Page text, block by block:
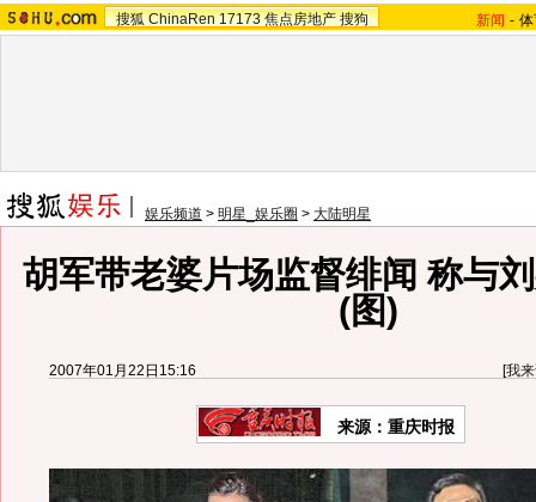
搜狐 ChinaRen 17173 焦点房地产 搜狗 新闻 -
娱乐频道 > 明星_娱乐圈 > 大陆明星
胡军带老婆片场监督绯闻 称与
(图)
2007年01月22日15:16 [我
来源：重庆时报